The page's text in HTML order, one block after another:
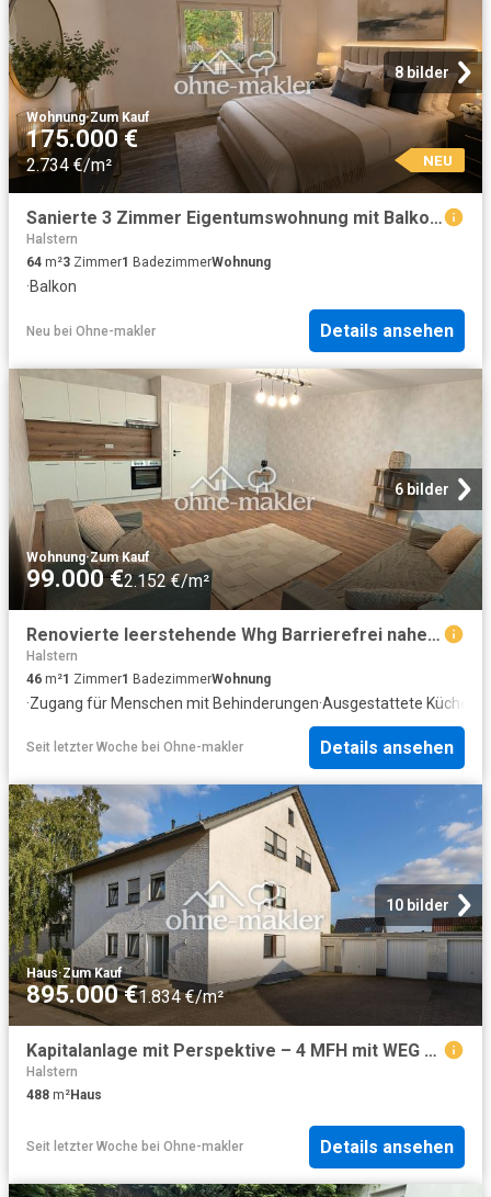
8 bilder
Wohnung·Zum Kauf
175.000 €
2.734 €/m² NEU
Sanierte 3 Zimmer Eigentumswohnung mit Balkon in Bielefeld Schildesche
Halstern
64 m²3 Zimmer1 BadezimmerWohnung
·Balkon
Neu bei Ohne-makler Details ansehen
6 bilder
Wohnung·Zum Kauf
99.000 €2.152 €/m²
Renovierte leerstehende Whg Barrierefrei nahe Kurpark – inkl. EBK & Möbel | Paket m. 6 ETW möglich
Halstern
46 m²1 Zimmer1 BadezimmerWohnung
·Zugang für Menschen mit Behinderungen·Ausgestattete Küche
Seit letzter Woche bei Ohne-makler Details ansehen
10 bilder
Haus·Zum Kauf
895.000 €1.834 €/m²
Kapitalanlage mit Perspektive – 4 MFH mit WEG Aufteilung und 4 Grundbüchern in 32278 Kirchlengern
Halstern
488 m²Haus
Seit letzter Woche bei Ohne-makler Details ansehen